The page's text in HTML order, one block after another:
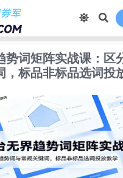
势词矩阵实战课：区
，标品非标品选词投